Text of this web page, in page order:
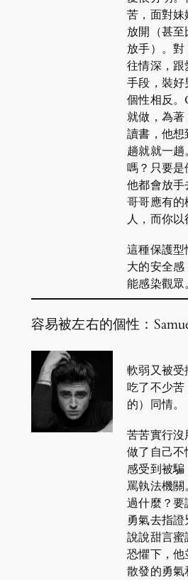
苦，面對
放開（甚
放手）。
往情深，
手段，裝
個性相反。
就做，為著
讀書，他
趟就就一
嗎？只要是
他都會放
哥哥應有
人，而你以
這種保護
大的安全
能感染觀眾。
容易被左右的個性：
軟弱又被
吃了不少
的）同情。
苦苦實行
做了自己
感受到被
罵執法機
過什麼？要
勇氣去指
說說甜言
恐懼下，他
散發的勇氣